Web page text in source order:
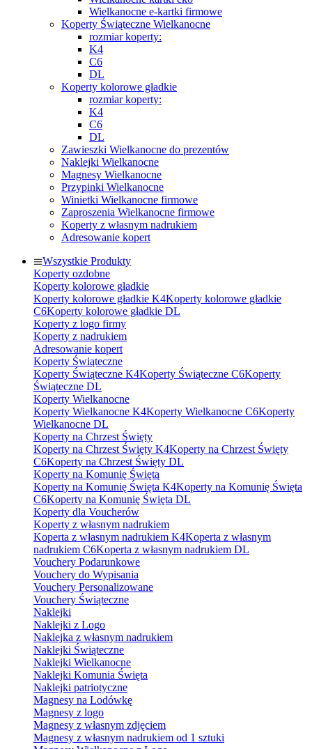
Wielkanocne e-kartki firmowe
Koperty Świąteczne Wielkanocne
rozmiar koperty:
K4
C6
DL
Koperty kolorowe gładkie
rozmiar koperty:
K4
C6
DL
Zawieszki Wielkanocne do prezentów
Naklejki Wielkanocne
Magnesy Wielkanocne
Przypinki Wielkanocne
Winietki Wielkanocne firmowe
Zaproszenia Wielkanocne firmowe
Koperty z własnym nadrukiem
Adresowanie kopert
Wszystkie Produkty
Koperty ozdobne
Koperty kolorowe gładkie
Koperty kolorowe gładkie K4Koperty kolorowe gładkie
C6Koperty kolorowe gładkie DL
Koperty z logo firmy
Koperty z nadrukiem
Adresowanie kopert
Koperty Świąteczne
Koperty Świąteczne K4Koperty Świąteczne C6Koperty
Świąteczne DL
Koperty Wielkanocne
Koperty Wielkanocne K4Koperty Wielkanocne C6Koperty
Wielkanocne DL
Koperty na Chrzest Święty
Koperty na Chrzest Święty K4Koperty na Chrzest Święty
C6Koperty na Chrzest Święty DL
Koperty na Komunię Świętą
Koperty na Komunię Święta K4Koperty na Komunię Święta
C6Koperty na Komunię Święta DL
Koperty dla Voucherów
Koperty z własnym nadrukiem
Koperta z własnym nadrukiem K4Koperta z własnym
nadrukiem C6Koperta z własnym nadrukiem DL
Vouchery Podarunkowe
Vouchery do Wypisania
Vouchery Personalizowane
Vouchery Świąteczne
Naklejki
Naklejki z Logo
Naklejka z własnym nadrukiem
Naklejki Świąteczne
Naklejki Wielkanocne
Naklejki Komunia Święta
Naklejki patriotyczne
Magnesy na Lodówkę
Magnesy z logo
Magnesy z własnym zdjęciem
Magnesy z własnym nadrukiem od 1 sztuki